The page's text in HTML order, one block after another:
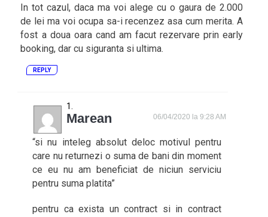
In tot cazul, daca ma voi alege cu o gaura de 2.000
de lei ma voi ocupa sa-i recenzez asa cum merita. A
fost a doua oara cand am facut rezervare prin early
booking, dar cu siguranta si ultima.
REPLY
Marean 06/04/2020 la 9:28 AM
“si nu inteleg absolut deloc motivul pentru
care nu returnezi o suma de bani din moment
ce eu nu am beneficiat de niciun serviciu
pentru suma platita”
pentru ca exista un contract si in contract